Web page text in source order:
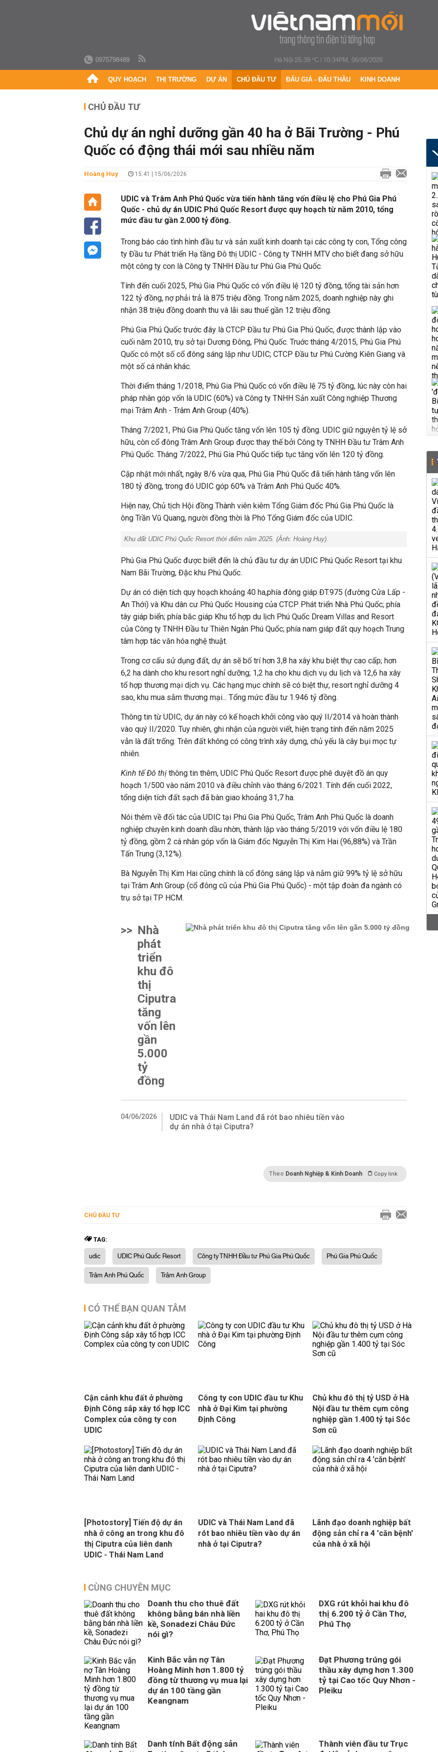
0975798489 Hà Nội 25.39 °C| 10:34PM, 06/08/2026
QUY HOẠCH THỊ TRƯỜNG DỰ ÁN CHỦ ĐẦU TƯ ĐẤU GIÁ - ĐẤU THẦU KINH DOANH
CHỦ ĐẦU TƯ
Chủ dự án nghỉ dưỡng gần 40 ha ở Bãi Trường - Phú
Quốc có động thái mới sau nhiều năm
Hoàng Huy 15:41 | 15/06/2026
UDIC và Trâm Anh Phú Quốc vừa tiến hành tăng vốn điều lệ cho Phú Gia Phú
Quốc - chủ dự án UDIC Phú Quốc Resort được quy hoạch từ năm 2010, tổng
mức đầu tư gần 2.000 tỷ đồng.
Trong báo cáo tình hình đầu tư và sản xuất kinh doanh tại các công ty con, Tổng công
ty Đầu tư Phát triển Hạ tầng Đô thị UDIC - Công ty TNHH MTV cho biết đang sở hữu
một công ty con là Công ty TNHH Đầu tư Phú Gia Phú Quốc.
Tính đến cuối 2025, Phú Gia Phú Quốc có vốn điều lệ 120 tỷ đồng, tổng tài sản hơn
122 tỷ đồng, nợ phải trả là 875 triệu đồng. Trong năm 2025, doanh nghiệp này ghi
nhận 38 triệu đồng doanh thu và lãi sau thuế gần 12 triệu đồng.
Phú Gia Phú Quốc trước đây là CTCP Đầu tư Phú Gia Phú Quốc, được thành lập vào
cuối năm 2010, trụ sở tại Dương Đông, Phú Quốc. Truớc tháng 4/2015, Phú Gia Phú
Quốc có một số cổ đông sáng lập như UDIC; CTCP Đầu tư Phú Cường Kiên Giang và
một số cá nhân khác.
Thời điểm tháng 1/2018, Phú Gia Phú Quốc có vốn điều lệ 75 tỷ đồng, lúc này còn hai
pháp nhân góp vốn là UDIC (60%) và Công ty TNHH Sản xuất Công nghiệp Thương
mại Trâm Anh - Trâm Anh Group (40%).
Tháng 7/2021, Phú Gia Phú Quốc tăng vốn lên 105 tỷ đồng. UDIC giữ nguyên tỷ lệ sở
hữu, còn cổ đông Trâm Anh Group được thay thế bởi Công ty TNHH Đầu tư Trâm Anh
Phú Quốc. Tháng 7/2022, Phú Gia Phú Quốc tiếp tục tăng vốn lên 120 tỷ đồng.
Cập nhật mới nhất, ngày 8/6 vừa qua, Phú Gia Phú Quốc đã tiến hành tăng vốn lên
180 tỷ đồng, trong đó UDIC góp 60% và Trâm Anh Phú Quốc 40%.
Hiện nay, Chủ tịch Hội đồng Thành viên kiêm Tổng Giám đốc Phú Gia Phú Quốc là
ông Trần Vũ Quang, người đồng thời là Phó Tổng Giám đốc của UDIC.
Khu đất UDIC Phú Quốc Resort thời điểm năm 2025. (Ảnh: Hoàng Huy).
Phú Gia Phú Quốc được biết đến là chủ đầu tư dự án UDIC Phú Quốc Resort tại khu
Nam Bãi Trường, Đặc khu Phú Quốc.
Dự án có diện tích quy hoạch khoảng 40 ha,phía đông giáp ĐT.975 (đường Cửa Lấp -
An Thới) và Khu dân cư Phú Quốc Housing của CTCP Phát triển Nhà Phú Quốc; phía
tây giáp biển; phía bắc giáp Khu tổ hợp du lịch Phú Quốc Dream Villas and Resort
của Công ty TNHH Đầu tư Thiên Ngân Phú Quốc; phía nam giáp đất quy hoạch Trung
tâm hợp tác văn hóa nghệ thuật.
Trong cơ cấu sử dụng đất, dự án sẽ bố trí hơn 3,8 ha xây khu biệt thự cao cấp; hơn
6,2 ha dành cho khu resort nghỉ dưỡng; 1,2 ha cho khu dịch vụ du lịch và 12,6 ha xây
tổ hợp thương mại dịch vụ. Các hạng mục chính sẽ có biệt thự, resort nghỉ dưỡng 4
sao, khu mua sắm thương mại... Tổng mức đầu tư 1.946 tỷ đồng.
Thông tin từ UDIC, dự án này có kế hoạch khởi công vào quý II/2014 và hoàn thành
vào quý II/2020. Tuy nhiên, ghi nhận của người viết, hiện trạng tính đến năm 2025
vẫn là đất trống. Trên đất không có công trình xây dựng, chủ yếu là cây bụi mọc tự
nhiên.
Kinh tế Đô thị thông tin thêm, UDIC Phú Quốc Resort được phê duyệt đồ án quy
hoạch 1/500 vào năm 2010 và điều chỉnh vào tháng 6/2021. Tính đến cuối 2022,
tổng diện tích đất sạch đã bàn giao khoảng 31,7 ha.
Nói thêm về đối tác của UDIC tại Phú Gia Phú Quốc, Trâm Anh Phú Quốc là doanh
nghiệp chuyên kinh doanh dầu nhờn, thành lập vào tháng 5/2019 với vốn điều lệ 180
tỷ đồng, gồm 2 cá nhân góp vốn là Giám đốc Nguyễn Thị Kim Hai (96,88%) và Trần
Tấn Trung (3,12%).
Bà Nguyễn Thị Kim Hai cũng chính là cổ đông sáng lập và nắm giữ 99% tỷ lệ sở hữu
tại Trâm Anh Group (cổ đông cũ của Phú Gia Phú Quốc) - một tập đoàn đa ngành có
trụ sở tại TP HCM.
>> Nhà
phát
triển
khu đô
thị
Ciputra
tăng
vốn lên
gần
5.000
tỷ
đồng
04/06/2026
UDIC và Thái Nam Land đã rót bao nhiêu tiền vào
dự án nhà ở tại Ciputra?
Theo Doanh Nghiệp & Kinh Doanh Copy link
CHỦ ĐẦU TƯ
TAG:
udic UDIC Phú Quốc Resort Công ty TNHH Đầu tư Phú Gia Phú Quốc
Phú Gia Phú Quốc
Trâm Anh Phú Quốc
Trâm Anh Group
CÓ THỂ BẠN QUAN TÂM
Cận cảnh khu đất ở phường
Định Công sắp xây tổ hợp ICC
Complex của công ty con
UDIC
Công ty con UDIC đầu tư Khu
nhà ở Đại Kim tại phường
Định Công
Chủ khu đô thị tỷ USD ở Hà
Nội đầu tư thêm cụm công
nghiệp gần 1.400 tỷ tại Sóc
Sơn cũ
[Photostory] Tiến độ dự án
nhà ở công an trong khu đô
thị Ciputra của liên danh
UDIC - Thái Nam Land
UDIC và Thái Nam Land đã
rót bao nhiêu tiền vào dự án
nhà ở tại Ciputra?
Lãnh đạo doanh nghiệp bất
động sản chỉ ra 4 'căn bệnh'
của nhà ở xã hội
CÙNG CHUYÊN MỤC
Doanh thu cho thuê đất
không bằng bán nhà liền
kề, Sonadezi Châu Đức
nói gì?
DXG rút khỏi hai khu đô
thị 6.200 tỷ ở Cần Thơ,
Phú Thọ
Kinh Bắc vẫn nợ Tân
Hoàng Minh hơn 1.800 tỷ
đồng từ thương vụ mua lại
dự án 100 tầng gần
Keangnam
Đạt Phương trúng gói
thầu xây dựng hơn 1.300
tỷ tại Cao tốc Quy Nhơn -
Pleiku
Danh tính Bất động sản
Thành viên đầu tư Trục